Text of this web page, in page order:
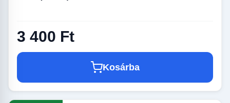
3 400 Ft
Kosárba